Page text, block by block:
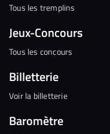
Tous les tremplins
Jeux-Concours
Tous les concours
Billetterie
Voir la billetterie
Baromètre